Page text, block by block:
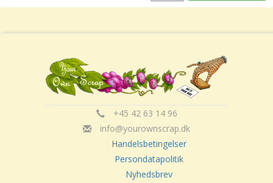
+45 42 63 14 96
info@yourownscrap.dk
Handelsbetingelser
Persondatapolitik
Nyhedsbrev